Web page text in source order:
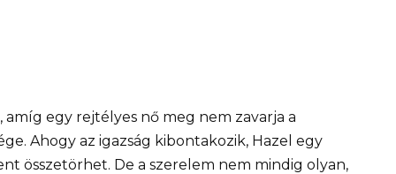
egy rejtélyes nő meg nem zavarja a
Ahogy az igazság kibontakozik, Hazel egy
összetörhet. De a szerelem nem mindig olyan,